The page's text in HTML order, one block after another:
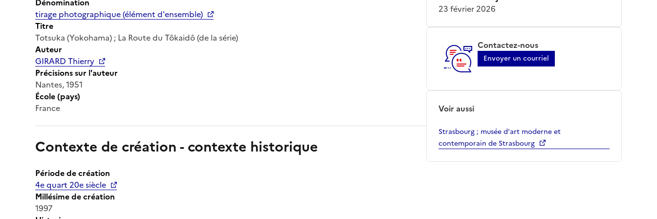
tirage photographique (élément d'ensemble)
Titre
Totsuka (Yokohama) ; La Route du Tôkaidô (de la série)
Auteur
GIRARD Thierry
Précisions sur l'auteur
Nantes, 1951
École (pays)
France
Contexte de création - contexte historique
Période de création
4e quart 20e siècle
Millésime de création
1997
23 février 2026
Contactez-nous
Envoyer un courriel
Voir aussi
Strasbourg ; musée d'art moderne et
contemporain de Strasbourg